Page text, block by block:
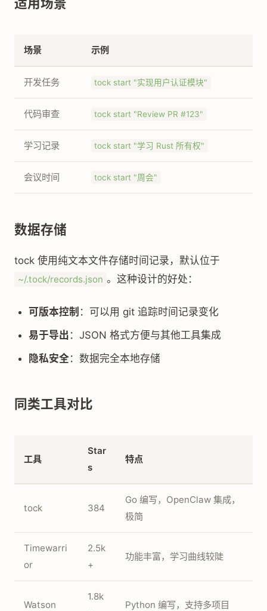
场景 示例
开发任务 tock start "实现用户认证模块"
代码审查 tock start "Review PR #123"
学习记录 tock start "学习 Rust 所有权"
会议时间 tock start "周会"
数据存储
tock 使用纯文本文件存储时间记录，默认位于
~/.tock/records.json 。这种设计的好处：
可版本控制 ：可以用 git 追踪时间记录变化
易于导出 ：JSON 格式方便与其他工具集成
隐私安全：数据完全本地存储
同类工具对比
工具
Star
s
特点
tock 384
Go 编写，OpenClaw 集成，
极简
Timewarri
or
2.5k
+
功能丰富，学习曲线较陡
Watson
1.8k
Python 编写，支持多项目